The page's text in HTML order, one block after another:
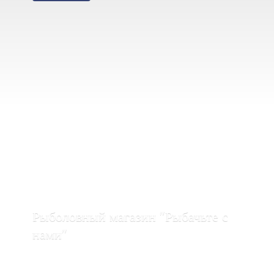
Рыболовный магазин "Рыбачьте с
нами"